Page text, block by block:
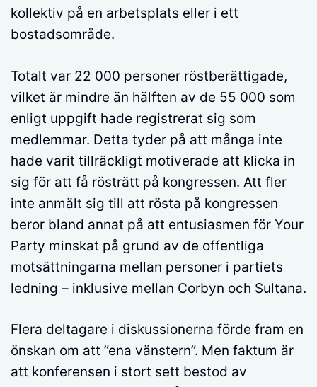
kollektiv på en arbetsplats eller i ett
bostadsområde.
Totalt var 22 000 personer röstberättigade,
vilket är mindre än hälften av de 55 000 som
enligt uppgift hade registrerat sig som
medlemmar. Detta tyder på att många inte
hade varit tillräckligt motiverade att klicka in
sig för att få rösträtt på kongressen. Att fler
inte anmält sig till att rösta på kongressen
beror bland annat på att entusiasmen för Your
Party minskat på grund av de offentliga
motsättningarna mellan personer i partiets
ledning – inklusive mellan Corbyn och Sultana.
Flera deltagare i diskussionerna förde fram en
önskan om att ”ena vänstern”. Men faktum är
att konferensen i stort sett bestod av